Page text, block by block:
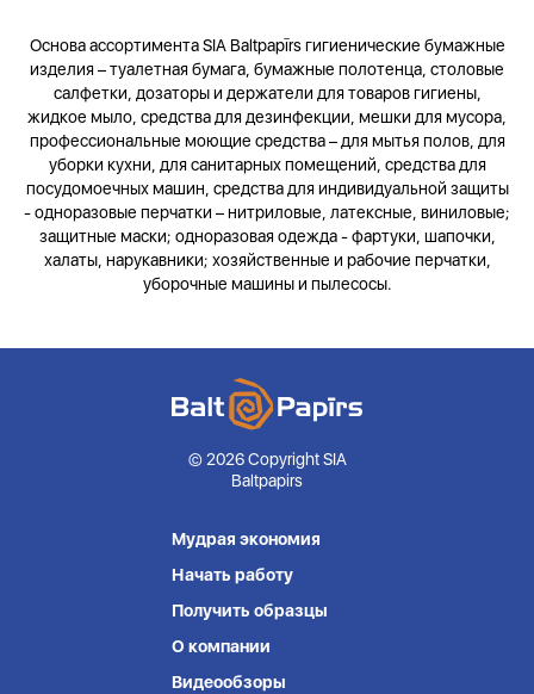
Основа ассортимента SIA Baltpapīrs гигиенические бумажные
изделия – туалетная бумага, бумажные полотенца, столовые
салфетки, дозаторы и держатели для товаров гигиены,
жидкое мыло, средства для дезинфекции, мешки для мусора,
профессиональные моющие средства – для мытья полов, для
уборки кухни, для санитарных помещений, средства для
посудомоечных машин, средства для индивидуальной защиты
- одноразовые перчатки – нитриловые, латексные, виниловые;
защитные маски; одноразовая одежда - фартуки, шапочки,
халаты, нарукавники; хозяйственные и рабочие перчатки,
уборочные машины и пылесосы.
© 2026 Copyright SIA
Baltpapirs
Мудрая экономия
Начать работу
Получить образцы
О компании
Видеообзоры